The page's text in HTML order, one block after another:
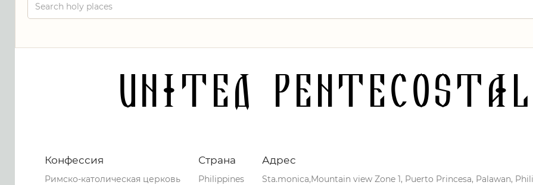
UNITED PENTECOSTAL
Конфессия
Римско-католическая церковь
Страна
Philippines
Адрес
Sta.monica,Mountain view Zone 1, Puerto Princesa, Palawan,